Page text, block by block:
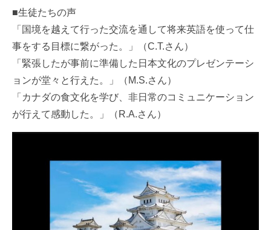
■生徒たちの声
「国境を越えて行った交流を通して将来英語を使って仕
事をする目標に繋がった。」（C.T.さん）
「緊張したが事前に準備した日本文化のプレゼンテーシ
ョンが堂々と行えた。」（M.S.さん）
「カナダの食文化を学び、非日常のコミュニケーション
が行えて感動した。」（R.A.さん）